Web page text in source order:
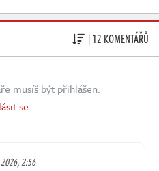
| 12 KOMENTÁŘŮ
musíš být přihlášen.
se
2:56